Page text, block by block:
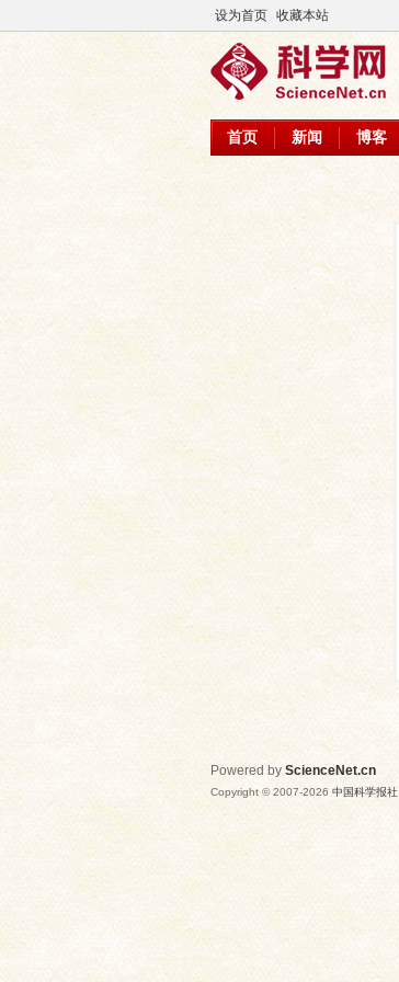
设为首页 收藏本站
首页 新闻 博客
Powered by ScienceNet.cn
Copyright © 2007-2026 中国科学报社